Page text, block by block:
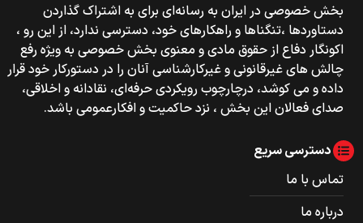
بخش خصوصی‌‌ در ایران به رسانه‌ای برای به اشتراک گذاردن
دستاوردها ،تنگناها و راهکارهای خود، دسترسی ندارد، از این رو ،
اکونگار دفاع از حقوق مادی و معنوی بخش خصوصی به ویژه رفع
چالش های غیرقانونی و غیرکارشناسی آنان را در دستورکار خود قرار
داده و می کوشد، درچارچوب رویکردی حرفه‌ای، نقادانه و اخلاقی،
صدای فعالان این بخش ، نزد حاکمیت و افکارعمومی باشد.
دسترسی سریع
تماس با ما
درباره ما